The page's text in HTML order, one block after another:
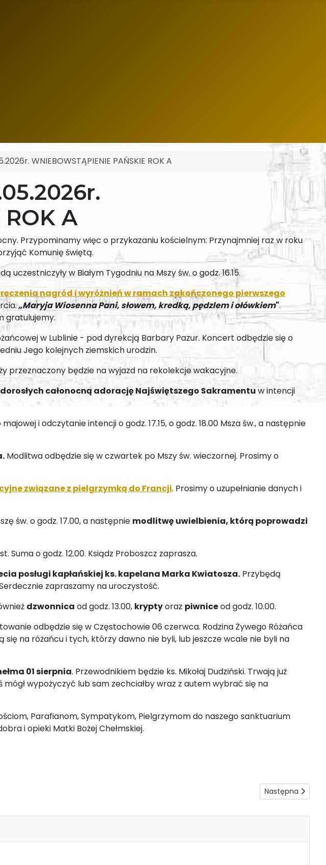
WNIEBOWSTĄPIENIE PAŃSKIE ROK A
A
Przypominamy więc o przykazaniu kościelnym: Przynajmniej raz w roku
Komunię świętą.
uczestniczyły w Białym Tygodniu na Mszy św. o godz. 16.15.
nagród i wyróżnień w ramach zakończonego pierwszego
„Maryja Wiosenna Pani, słowem, kredką, pędzlem i ołówkiem".
gratulujemy.
w Lublinie - pod dyrekcją Barbary Pazur. Koncert odbędzie się o
Jego kolejnych ziemskich urodzin.
przeznaczony będzie na wyjazd na rekolekcje wakacyjne.
całonocną adorację Najświętszego Sakramentuw intencji
i odczytanie intencji o godz. 17.15, o godz. 18.00 Msza św., a następnie
Modlitwa odbędzie się w czwartek po Mszy św. wieczornej. Prosimy o
związane z pielgrzymką do Francji. Prosimy o uzupełnianie danych i
św. o godz. 17.00, a następnie modlitwę uwielbienia, którą poprowadzi
Suma o godz. 12.00. Ksiądz Proboszcz zaprasza.
posługi kapłańskiej ks. kapelana Marka Kwiatosza. Przybędą
zapraszamy na uroczystość.
dzwonnica od godz. 13.00, kryptyoraz piwniceod godz. 10.00.
odbędzie się w Częstochowie 06 czerwca. Rodzina Żywego Różańca
na różańcu i tych, którzy dawno nie byli, lub jeszcze wcale nie byli na
01 sierpnia. Przewodnikiem będzie ks. Mikołaj Dudziński. Trwają już
wypożyczyć lub sam zechciałby wraz z autem wybrać się na
Parafianom, Sympatykom, Pielgrzymom do naszego sanktuarium
i opieki Matki Bożej Chełmskiej.
Następna strona:
Następna